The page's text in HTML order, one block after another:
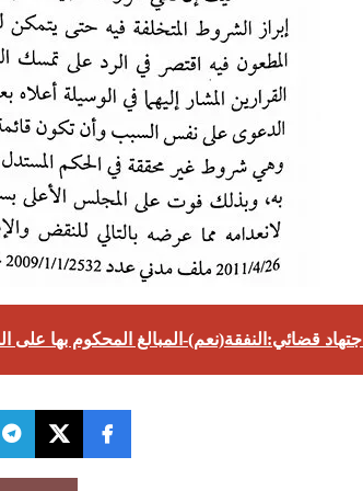
اجتهاد قضائي:النفقة(نعم)-المبالغ المحكوم بها